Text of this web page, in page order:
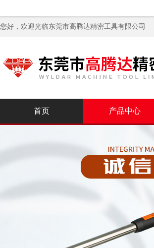
您好，欢迎光临东莞市高腾达精密工具有限公司
首页 产品中心